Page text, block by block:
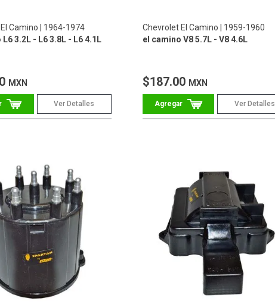
Camino
1964-1974
3.2L - L6 3.8L - L6 4.1L
MXN
Ver Detalles
Chevrolet El Camino
1959-1960
el camino V8 5.7L - V8 4.6L
$187.00 MXN
Ver Detalles